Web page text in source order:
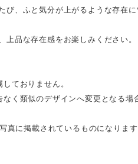
び、ふと気分が上がるような存在
上品な存在感をお楽しみください。
ておりません。
く類似のデザインへ変更となる場
真に掲載されているものになりま